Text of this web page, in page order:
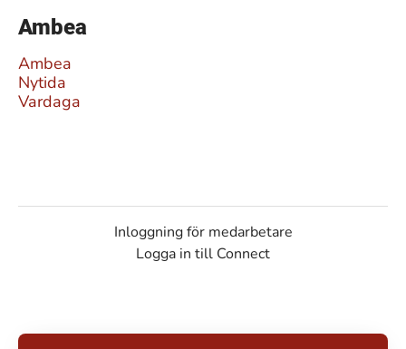
Ambea
Ambea
Nytida
Vardaga
Inloggning för medarbetare
Logga in till Connect